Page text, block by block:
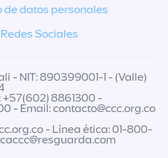
datos personales
Sociales
- NIT: 890399001-1 - (Valle)
8861300 -
- Email:contacto@ccc.org.co
- Línea ética: 01-800-